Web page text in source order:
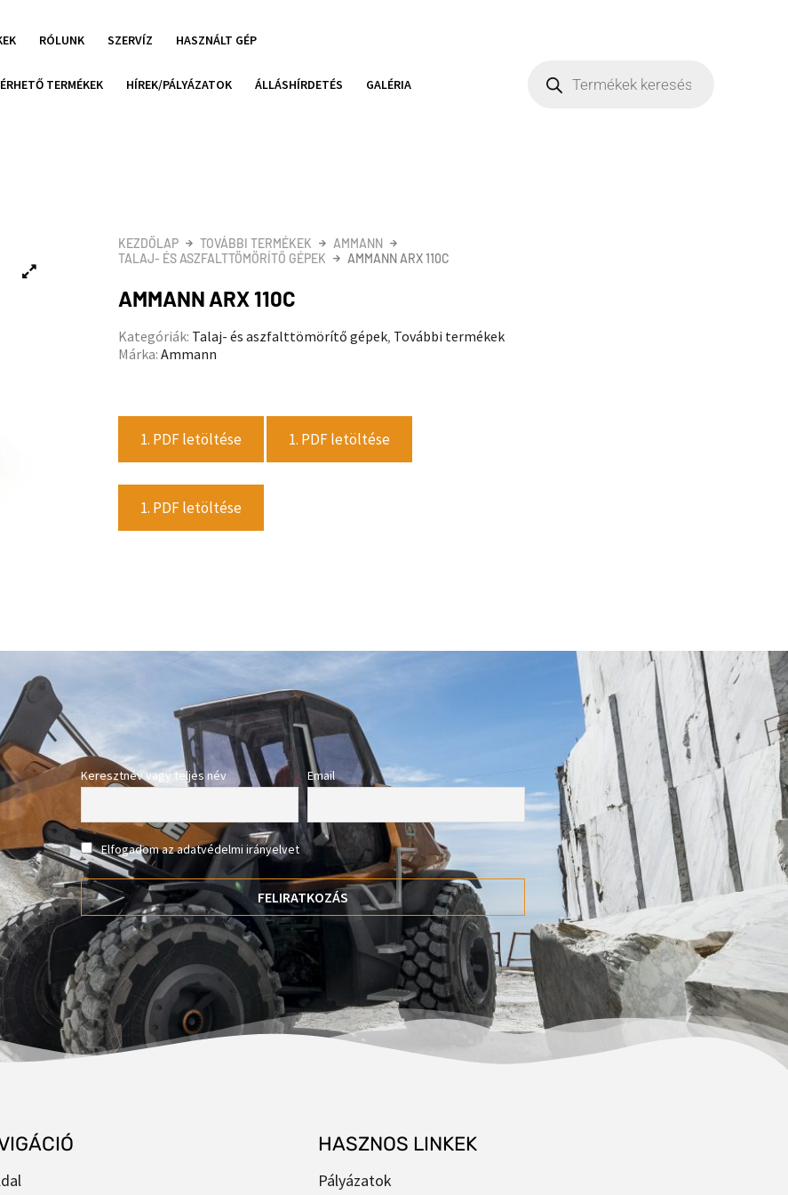
RÓLUNK SZERVÍZ HASZNÁLT GÉP
TERMÉKEK HÍREK/PÁLYÁZATOK ÁLLÁSHÍRDETÉS GALÉRIA
KEZDŐLAP TOVÁBBI TERMÉKEK
AMMANN
TALAJ- ÉS ASZFALTTÖMÖRÍTŐ GÉPEK
AMMANN ARX 110C
AMMANN ARX 110C
Kategóriák: Talaj- és aszfalttömörítő gépek, További termékek
Márka: Ammann
1. PDF letöltése 1. PDF letöltése
1. PDF letöltése
Keresztnév vagy teljes név Email
Elfogadom az adatvédelmi irányelvet
HASZNOS LINKEK
Pályázatok